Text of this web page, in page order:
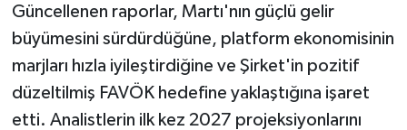
Güncellenen raporlar, Martı'nın güçlü gelir
büyümesini sürdürdüğüne, platform ekonomisinin
marjları hızla iyileştirdiğine ve Şirket'in pozitif
düzeltilmiş FAVÖK hedefine yaklaştığına işaret
etti. Analistlerin ilk kez 2027 projeksiyonlarını